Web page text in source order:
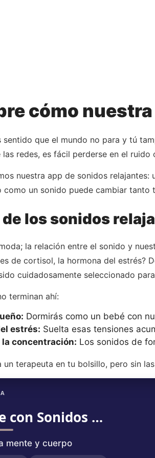
cómo
sentido que el mundo no para y tú
redes, es fácil perderse en el ruido
nuestra app de sonidos
como un sonido puede cambiar tanto
de los sonidos
la relación entre el sonido y
de cortisol, la hormona del estrés?
cuidadosamente seleccionado
terminan ahí:
Dormirás como un bebé con
estrés: Suelta esas tensiones
concentración: Los sonidos de
un terapeuta en tu bolsillo, pero sin
Relájate con Sonidos y Melodías
mente y cuerpo